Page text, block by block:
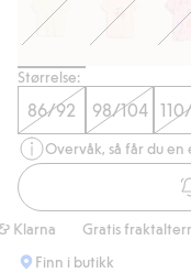
Størrelse:
86/92 98/104
Overvåk, så får du
Gratis
Finn i butikk